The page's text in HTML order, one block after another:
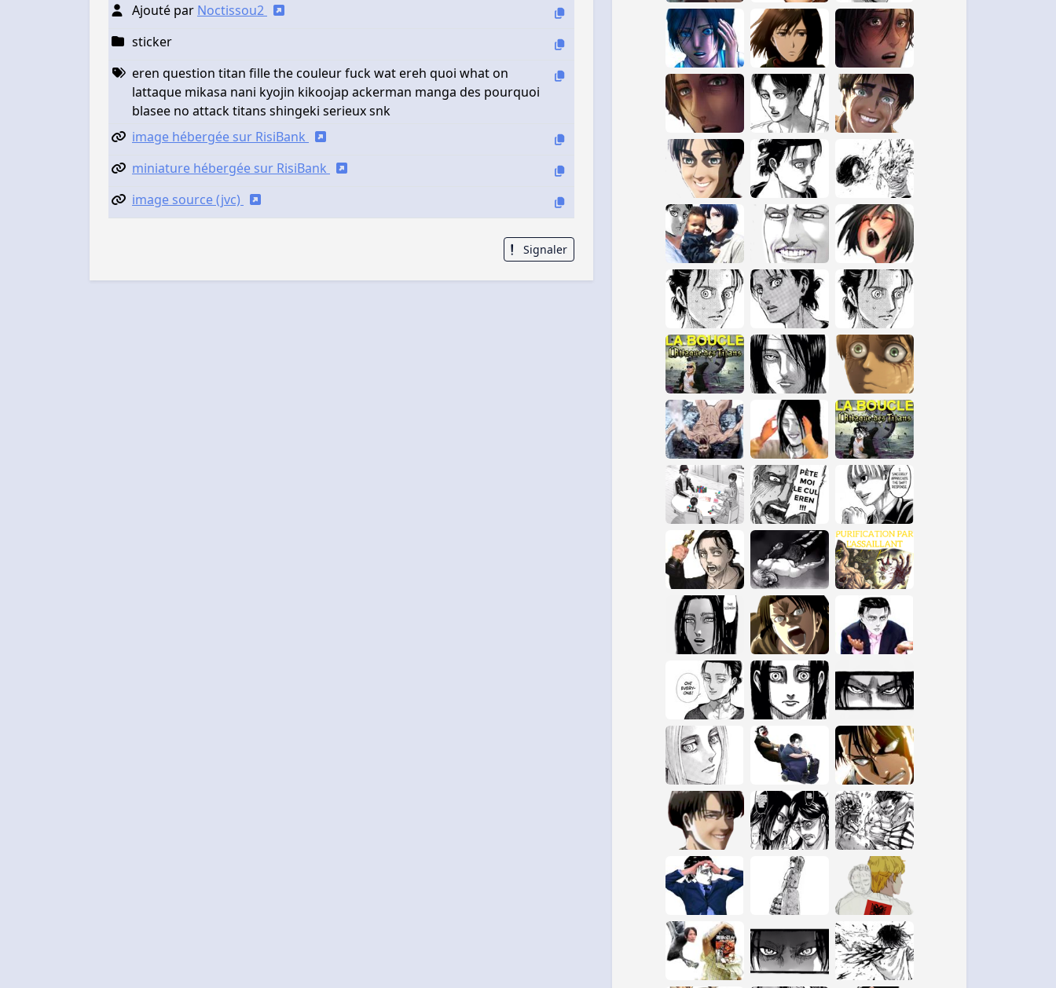
Ajouté par Noctissou2
sticker
eren question titan fille the couleur fuck wat ereh quoi what on
lattaque mikasa nani kyojin kikoojap ackerman manga des pourquoi
blasee no attack titans shingeki serieux snk
image hébergée sur RisiBank
miniature hébergée sur RisiBank
image source (jvc)
Signaler